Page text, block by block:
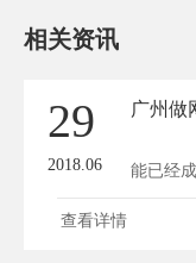
相关资讯
29
2018.06
广州做
在二
能已经
查看详情